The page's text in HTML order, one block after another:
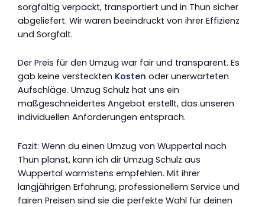
sorgfältig verpackt, transportiert und in Thun sicher
abgeliefert. Wir waren beeindruckt von ihrer Effizienz
und Sorgfalt.
Der Preis für den Umzug war fair und transparent. Es
gab keine versteckten Kosten oder unerwarteten
Aufschläge. Umzug Schulz hat uns ein
maßgeschneidertes Angebot erstellt, das unseren
individuellen Anforderungen entsprach.
Fazit: Wenn du einen Umzug von Wuppertal nach
Thun planst, kann ich dir Umzug Schulz aus
Wuppertal wärmstens empfehlen. Mit ihrer
langjährigen Erfahrung, professionellem Service und
fairen Preisen sind sie die perfekte Wahl für deinen